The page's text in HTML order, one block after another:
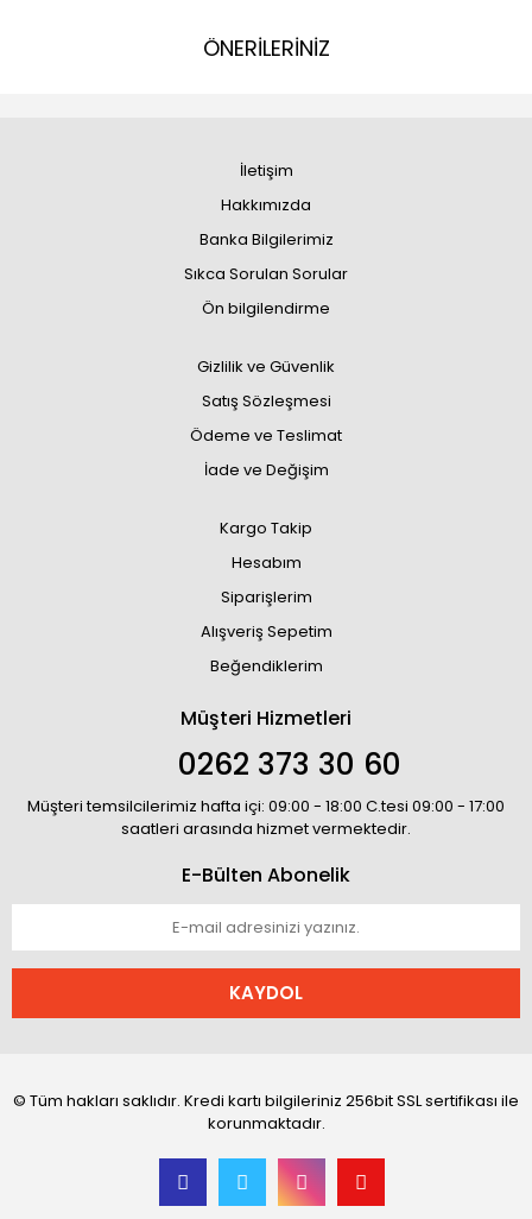
ÖNERİLERİNİZ
İletişim
Hakkımızda
Banka Bilgilerimiz
Sıkca Sorulan Sorular
Ön bilgilendirme
Gizlilik ve Güvenlik
Satış Sözleşmesi
Ödeme ve Teslimat
İade ve Değişim
Kargo Takip
Hesabım
Siparişlerim
Alışveriş Sepetim
Beğendiklerim
Müşteri Hizmetleri
0262 373 30 60
Müşteri temsilcilerimiz hafta içi: 09:00 - 18:00 C.tesi 09:00 - 17:00
saatleri arasında hizmet vermektedir.
E-Bülten Abonelik
KAYDOL
© Tüm hakları saklıdır. Kredi kartı bilgileriniz 256bit SSL sertifikası ile
korunmaktadır.